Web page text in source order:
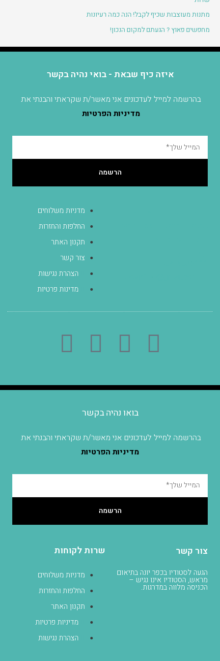
מתנות מעוצבות שכיף לקבל! הנה כמה רעיונות
מחפשים פאוץ ? הגעתם למקום הנכון!
מדניות משלוחים
החלפות והחזרות
תקנון האתר
צור קשר
הצהרת נגישות
מדינות פרטיות
איזה כיף שבאת - בואי נהיה בקשר
בהרשמה למייל לעדכונים אני מאשר/ת שקראתי והבנתי את
מדיניות הפרטיות
הרשמה
שרות לקוחות
מדניות משלוחים
החלפות והחזרות
תקנון האתר
מדיניות פרטיות
הצהרת נגישות
צור קשר
הגעה לסטודיו בכפר יונה בתיאום
מראש, הסטודיו אינו נגיש –
הכניסה מלווה במדרגות.
בואו נהיה בקשר
בהרשמה למייל לעדכונים אני מאשר/ת שקראתי והבנתי את
מדיניות הפרטיות
הרשמה